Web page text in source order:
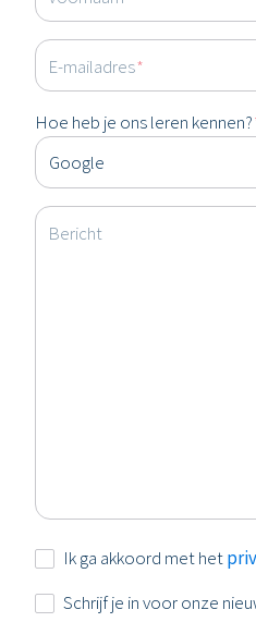
E-mailadres*
Hoe heb je ons leren kennen?
Bericht
Instemming
Ik ga akkoord met het
Nieuwsbrief
Schrijf je in voor onze